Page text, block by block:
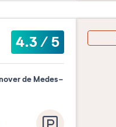
4.3/5
de Medes-